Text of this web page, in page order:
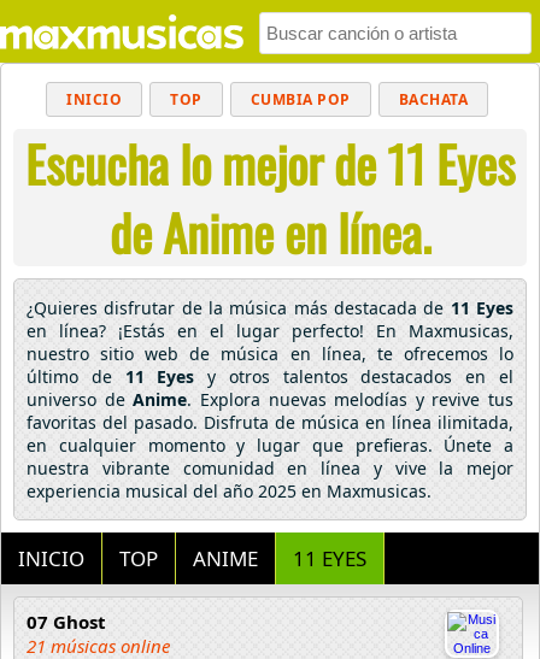
INICIO TOP CUMBIA POP BACHATA
MUSICA CRISTIANA REGGAETON
BALADAS ALTERNATIVO ELECTRÓNICA
CUMBIAS
Escucha lo mejor de 11 Eyes
de Anime en línea.
¿Quieres disfrutar de la música más destacada de 11 Eyes
en línea? ¡Estás en el lugar perfecto! En Maxmusicas,
nuestro sitio web de música en línea, te ofrecemos lo
último de 11 Eyes y otros talentos destacados en el
universo deAnime. Explora nuevas melodías y revive tus
favoritas del pasado. Disfruta de música en línea ilimitada,
en cualquier momento y lugar que prefieras. Únete a
nuestra vibrante comunidad en línea y vive la mejor
experiencia musical del año 2025 en Maxmusicas.
INICIO TOP ANIME 11 EYES
07 Ghost
21 músicas online